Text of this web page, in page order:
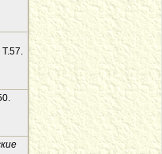
Т.57.